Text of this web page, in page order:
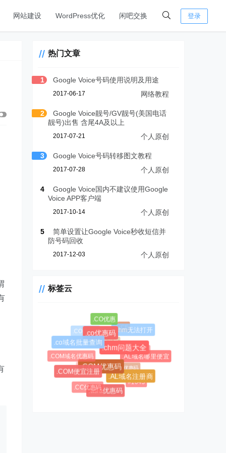
网站建设 WordPress优化 闲吧交换 登录
热门文章
1 Google Voice号码使用说明及用途
2017-06-17 网络教程
2
Google Voice靓号/GV靓号(美国电话
靓号)出售 含尾4A及以上
2017-07-21 个人原创
3 Google Voice号码转移图文教程
2017-07-28 个人原创
4
Google Voice国内不建议使用Google
Voice APP客户端
2017-10-14 个人原创
5
简单设置让Google Voice秒收短信并
防号码回收
2017-12-03 个人原创
标签云
#1045
#1146
$0.99超级优惠码
.AL域名
.AL域名哪里便宜
.AL域名注册商
.asia优惠码
.CC优惠码
.CC域名
.CC域名注册
.CF
.chm无法打开
.chm问题大全
.COM优惠码
.COM便宜注册
.COM域名优惠码
.COM新购
.CO优惠
.co优惠码
.co域名批量查询